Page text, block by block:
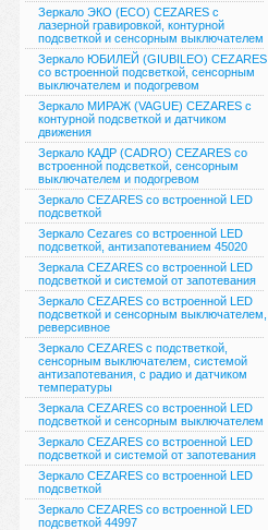
Зеркало ЭКО (ECO) CEZARES с
лазерной гравировкой, контурной
подсветкой и сенсорным выключателем
Зеркало ЮБИЛЕЙ (GIUBILEO) CEZARES
со встроенной подсветкой, сенсорным
выключателем и подогревом
Зеркало МИРАЖ (VAGUE) CEZARES с
контурной подсветкой и датчиком
движения
Зеркало КАДР (CADRO) CEZARES со
встроенной подсветкой, сенсорным
выключателем и подогревом
Зеркало CEZARES со встроенной LED
подсветкой
Зеркало Cezares со встроенной LED
подсветкой, антизапотеванием 45020
Зеркала CEZARES со встроенной LED
подсветкой и системой от запотевания
Зеркало CEZARES со встроенной LED
подсветкой и сенсорным выключателем,
реверсивное
Зеркало CEZARES с подстветкой,
сенсорным выключателем, системой
антизапотевания, с радио и датчиком
температуры
Зеркала CEZARES со встроенной LED
подсветкой и сенсорным выключателем
Зеркало CEZARES со встроенной LED
подсветкой и системой от запотевания
Зеркало CEZARES со встроенной LED
подсветкой
Зеркало CEZARES со встроенной LED
подсветкой 44997